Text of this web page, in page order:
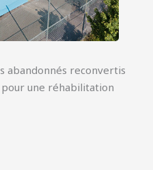
abandonnés reconvertis
une réhabilitation